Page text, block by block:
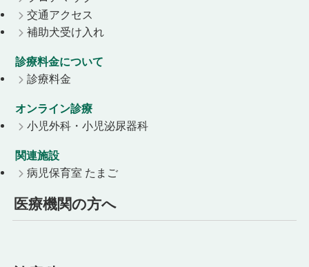
交通アクセス
補助犬受け入れ
診療料金について
診療料金
オンライン診療
小児外科・小児泌尿器科
関連施設
病児保育室 たまご
医療機関の方へ